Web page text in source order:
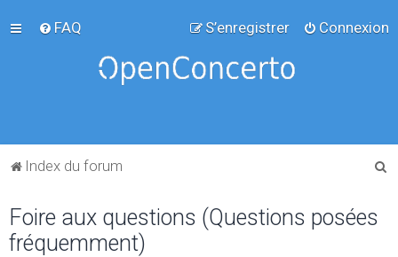
FAQ Connexion
S’enregistrer
Index du forum
Foire aux questions (Questions posées
fréquemment)